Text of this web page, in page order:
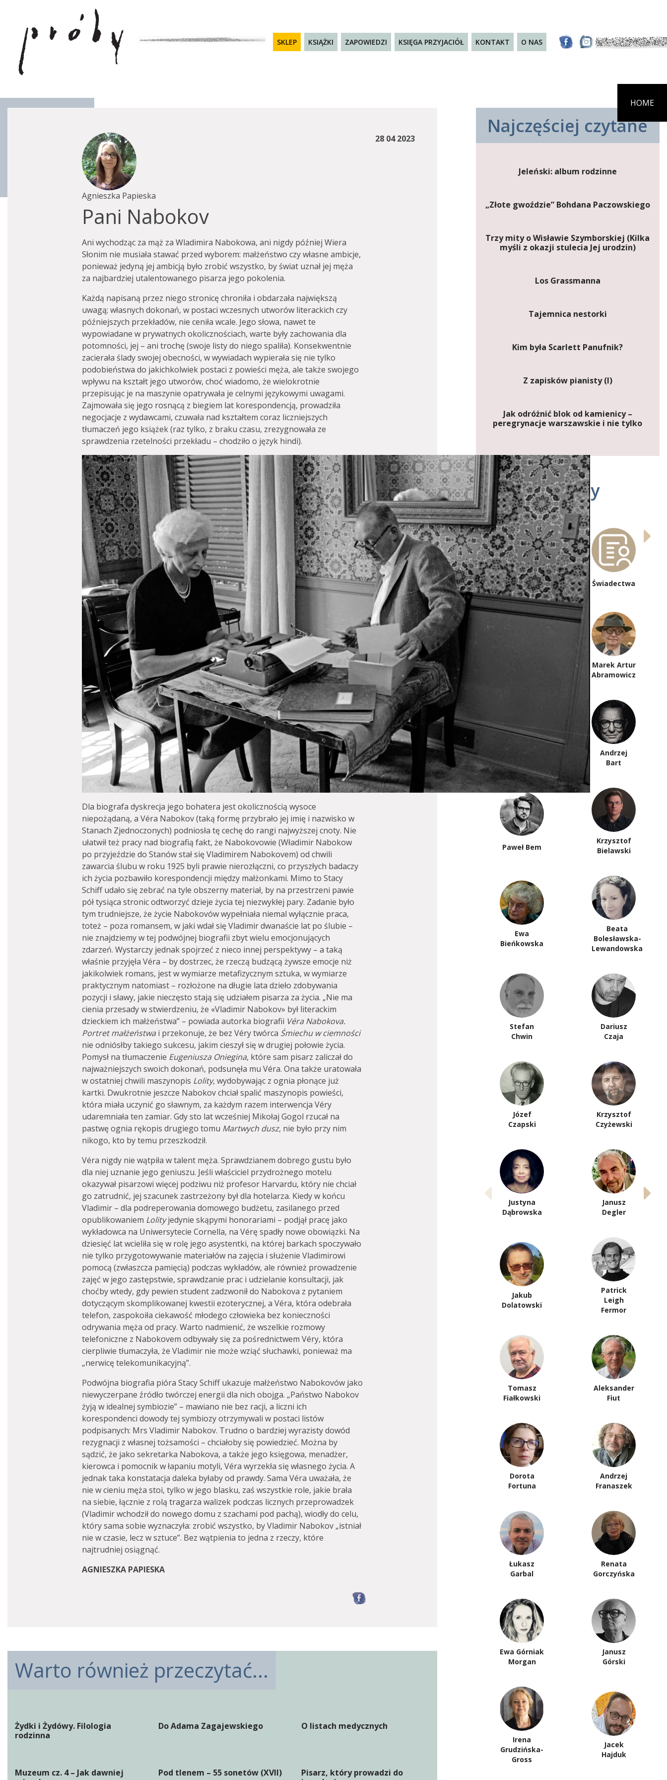
SKLEP KSIĄŻKI ZAPOWIEDZI KSIĘGA PRZYJACIÓŁ KONTAKT O NAS
HOME
28 04 2023
Agnieszka Papieska
Pani Nabokov
Ani wychodząc za mąż za Wladimira Nabokowa, ani nigdy później Wiera
Słonim nie musiała stawać przed wyborem: małżeństwo czy własne ambicje,
ponieważ jedyną jej ambicją było zrobić wszystko, by świat uznał jej męża
za najbardziej utalentowanego pisarza jego pokolenia.
Każdą napisaną przez niego stronicę chroniła i obdarzała największą
uwagą; własnych dokonań, w postaci wczesnych utworów literackich czy
późniejszych przekładów, nie ceniła wcale. Jego słowa, nawet te
wypowiadane w prywatnych okolicznościach, warte były zachowania dla
potomności, jej – ani trochę (swoje listy do niego spaliła). Konsekwentnie
zacierała ślady swojej obecności, w wywiadach wypierała się nie tylko
podobieństwa do jakichkolwiek postaci z powieści męża, ale także swojego
wpływu na kształt jego utworów, choć wiadomo, że wielokrotnie
przepisując je na maszynie opatrywała je celnymi językowymi uwagami.
Zajmowała się jego rosnącą z biegiem lat korespondencją, prowadziła
negocjacje z wydawcami, czuwała nad kształtem coraz liczniejszych
tłumaczeń jego książek (raz tylko, z braku czasu, zrezygnowała ze
sprawdzenia rzetelności przekładu – chodziło o język hindi).
Dla biografa dyskrecja jego bohatera jest okolicznością wysoce
niepożądaną, a Véra Nabokov (taką formę przybrało jej imię i nazwisko w
Stanach Zjednoczonych) podniosła tę cechę do rangi najwyższej cnoty. Nie
ułatwił też pracy nad biografią fakt, że Nabokovowie (Władimir Nabokow
po przyjeździe do Stanów stał się Vladimirem Nabokovem) od chwili
zawarcia ślubu w roku 1925 byli prawie nierozłączni, co przyszłych badaczy
ich życia pozbawiło korespondencji między małżonkami. Mimo to Stacy
Schiff udało się zebrać na tyle obszerny materiał, by na przestrzeni pawie
pół tysiąca stronic odtworzyć dzieje życia tej niezwykłej pary. Zadanie było
tym trudniejsze, że życie Nabokovów wypełniała niemal wyłącznie praca,
toteż – poza romansem, w jaki wdał się Vladimir dwanaście lat po ślubie –
nie znajdziemy w tej podwójnej biografii zbyt wielu emocjonujących
zdarzeń. Wystarczy jednak spojrzeć z nieco innej perspektywy – a taką
właśnie przyjęła Véra – by dostrzec, że rzeczą budzącą żywsze emocje niż
jakikolwiek romans, jest w wymiarze metafizycznym sztuka, w wymiarze
praktycznym natomiast – rozłożone na długie lata dzieło zdobywania
pozycji i sławy, jakie nieczęsto stają się udziałem pisarza za życia. „Nie ma
cienia przesady w stwierdzeniu, że «Vladimir Nabokov» był literackim
dzieckiem ich małżeństwa” – powiada autorka biografii Véra Nabokova.
Portret małżeństwa i przekonuje, że bez Véry twórca Śmiechu w ciemności
nie odniósłby takiego sukcesu, jakim cieszył się w drugiej połowie życia.
Pomysł na tłumaczenie Eugeniusza Oniegina, które sam pisarz zaliczał do
najważniejszych swoich dokonań, podsunęła mu Véra. Ona także uratowała
w ostatniej chwili maszynopis Lolity, wydobywając z ognia płonące już
kartki. Dwukrotnie jeszcze Nabokov chciał spalić maszynopis powieści,
która miała uczynić go sławnym, za każdym razem interwencja Véry
udaremniała ten zamiar. Gdy sto lat wcześniej Mikołaj Gogol rzucał na
pastwę ognia rękopis drugiego tomu Martwych dusz, nie było przy nim
nikogo, kto by temu przeszkodził.
Véra nigdy nie wątpiła w talent męża. Sprawdzianem dobrego gustu było
dla niej uznanie jego geniuszu. Jeśli właściciel przydrożnego motelu
okazywał pisarzowi więcej podziwu niż profesor Harvardu, który nie chciał
go zatrudnić, jej szacunek zastrzeżony był dla hotelarza. Kiedy w końcu
Vladimir – dla podreperowania domowego budżetu, zasilanego przed
opublikowaniem Lolityjedynie skąpymi honorariami – podjął pracę jako
wykładowca na Uniwersytecie Cornella, na Vérę spadły nowe obowiązki. Na
dziesięć lat wcieliła się w rolę jego asystentki, na której barkach spoczywało
nie tylko przygotowywanie materiałów na zajęcia i służenie Vladimirowi
pomocą (zwłaszcza pamięcią) podczas wykładów, ale również prowadzenie
zajęć w jego zastępstwie, sprawdzanie prac i udzielanie konsultacji, jak
choćby wtedy, gdy pewien student zadzwonił do Nabokova z pytaniem
dotyczącym skomplikowanej kwestii ezoterycznej, a Véra, która odebrała
telefon, zaspokoiła ciekawość młodego człowieka bez konieczności
odrywania męża od pracy. Warto nadmienić, że wszelkie rozmowy
telefoniczne z Nabokovem odbywały się za pośrednictwem Véry, która
cierpliwie tłumaczyła, że Vladimir nie może wziąć słuchawki, ponieważ ma
„nerwicę telekomunikacyjną”.
Podwójna biografia pióra Stacy Schiff ukazuje małżeństwo Nabokovów jako
niewyczerpane źródło twórczej energii dla nich obojga. „Państwo Nabokov
żyją w idealnej symbiozie” – mawiano nie bez racji, a liczni ich
korespondenci dowody tej symbiozy otrzymywali w postaci listów
podpisanych: Mrs Vladimir Nabokov. Trudno o bardziej wyrazisty dowód
rezygnacji z własnej tożsamości – chciałoby się powiedzieć. Można by
sądzić, że jako sekretarka Nabokova, a także jego księgowa, menadżer,
kierowca i pomocnik w łapaniu motyli, Véra wyrzekła się własnego życia. A
jednak taka konstatacja daleka byłaby od prawdy. Sama Véra uważała, że
nie w cieniu męża stoi, tylko w jego blasku, zaś wszystkie role, jakie brała
na siebie, łącznie z rolą tragarza walizek podczas licznych przeprowadzek
(Vladimir wchodził do nowego domu z szachami pod pachą), wiodły do celu,
który sama sobie wyznaczyła: zrobić wszystko, by Vladimir Nabokov „istniał
nie w czasie, lecz w sztuce”. Bez wątpienia to jedna z rzeczy, które
najtrudniej osiągnąć.
AGNIESZKA PAPIESKA
Warto również przeczytać...
Żydki i Żydówy. Filologia
rodzinna
Do Adama Zagajewskiego O listach medycznych
Muzeum cz. 4 – Jak dawniej
Pod tlenem – 55 sonetów (XVII)
Pisarz, który prowadzi do
Najczęściej czytane
Jeleński: album rodzinne
„Złote gwoździe” Bohdana Paczowskiego
Trzy mity o Wisławie Szymborskiej (Kilka
myśli z okazji stulecia Jej urodzin)
Los Grassmanna
Tajemnica nestorki
Kim była Scarlett Panufnik?
Z zapisków pianisty (I)
Jak odróżnić blok od kamienicy –
peregrynacje warszawskie i nie tylko
Autorzy
poczta
redakcyjna
Świadectwa
Marek Artur
Abramowicz
Piotr
Anderszewski
Andrzej
Bart
Paweł Bem
Krzysztof
Bielawski
Ewa
Bieńkowska
Beata
Bolesławska-
Lewandowska
Stefan
Chwin
Dariusz
Czaja
Józef
Czapski
Krzysztof
Czyżewski
Justyna
Dąbrowska
Janusz
Degler
Jakub
Dolatowski
Patrick
Leigh
Fermor
Tomasz
Fiałkowski
Aleksander
Fiut
Dorota
Fortuna
Andrzej
Franaszek
Łukasz
Garbal
Renata
Gorczyńska
Ewa Górniak
Morgan
Janusz
Górski
Irena
Grudzińska-
Gross
Jacek
Hajduk